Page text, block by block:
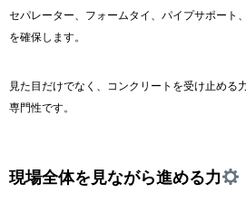
セパレーター、フォームタイ、パイプサポート
を確保します。
見た目だけでなく、コンクリートを受け止める
専門性です。
現場全体を見ながら進める力